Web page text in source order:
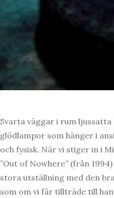
Svarta väggar i rum
glödlampor som hänger i
och fysisk. När vi stiger in i
”Out of Nowhere” (från
stora utställning med den
som om vi får tillträde till